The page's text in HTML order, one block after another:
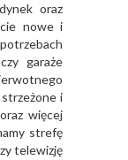
oraz
nowe i
garaże
i
więcej
strefę
telewizję